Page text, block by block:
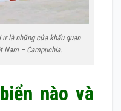
là những cửa khẩu quan
Nam – Campuchia.
nào và